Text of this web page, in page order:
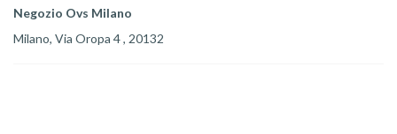
Negozio Ovs Milano
Milano, Via Oropa 4 , 20132